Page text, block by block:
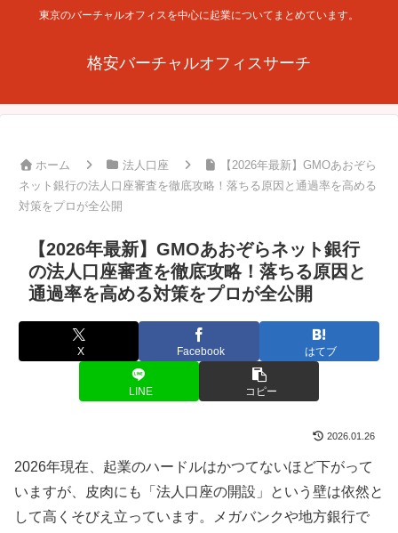
東京のバーチャルオフィスを中心に起業についてまとめています。
格安バーチャルオフィスサーチ
ホーム 法人口座
【2026年最新】GMOあおぞら
ネット銀行の法人口座審査を徹底攻略！落ちる原因と通過率を高める
対策をプロが全公開
【2026年最新】GMOあおぞらネット銀行
の法人口座審査を徹底攻略！落ちる原因と
通過率を高める対策をプロが全公開
X Facebook はてブ
LINE コピー
2026.01.26
2026年現在、起業のハードルはかつてないほど下がって
いますが、皮肉にも「法人口座の開設」という壁は依然と
して高くそびえ立っています。メガバンクや地方銀行で